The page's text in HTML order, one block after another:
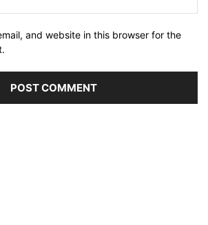
and website in this browser for the